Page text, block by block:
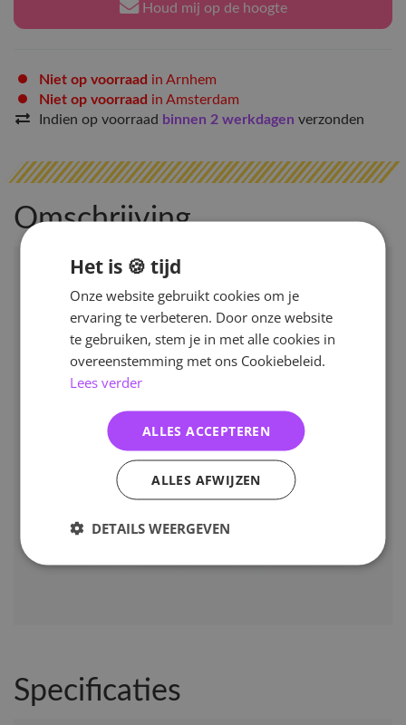
Houd mij op de hoogte
Niet op voorraad in Arnhem
Niet op voorraad in Amsterdam
Indien op voorraad binnen 2 werkdagen verzonden
Omschrijving
Specificaties
Het is 🍪 tijd
Onze website gebruikt cookies om je
ervaring te verbeteren. Door onze website
te gebruiken, stem je in met alle cookies in
overeenstemming met ons Cookiebeleid.
Lees verder
ALLES ACCEPTEREN
ALLES AFWIJZEN
DETAILS WEERGEVEN